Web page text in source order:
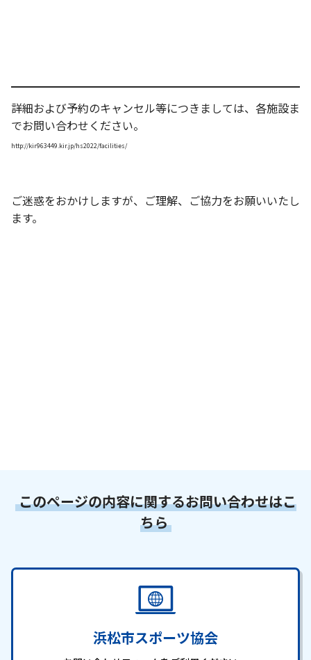
詳細および予約のキャンセル等につきましては、各施設ま
でお問い合わせください。
http://kir963449.kir.jp/hs2022/facilities/
ご迷惑をおかけしますが、ご理解、ご協力をお願いいたし
ます。
このページの内容に関するお問い合わせはこ
ちら
浜松市スポーツ協会